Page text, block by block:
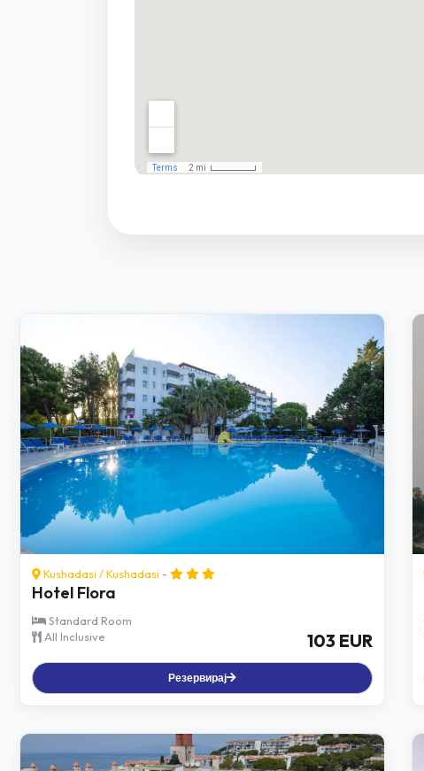
Kushadasi /Kushadasi -
Hotel Flora
Standard Room
All Inclusive
103 EUR
Резервирај